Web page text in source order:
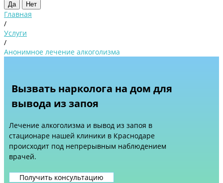
Да Нет
Главная
/
Услуги
/
Анонимное лечение алкоголизма
Вызвать нарколога на дом для
вывода из запоя
Лечение алкоголизма и вывод из запоя в
стационаре нашей клиники в Краснодаре
происходит под непрерывным наблюдением
врачей.
Получить консультацию